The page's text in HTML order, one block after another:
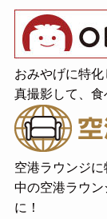
おみやげに特
真撮影して、食
空港ラウンジ
中の空港ラウ
に！